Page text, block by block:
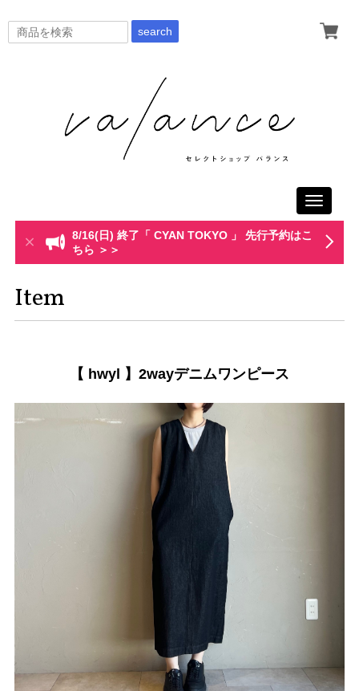
search
Toggle
8/16(日) 終了「 CYAN TOKYO 」 先行予約はこ
ちら ＞＞
Item
【 hwyl 】2wayデニムワンピース